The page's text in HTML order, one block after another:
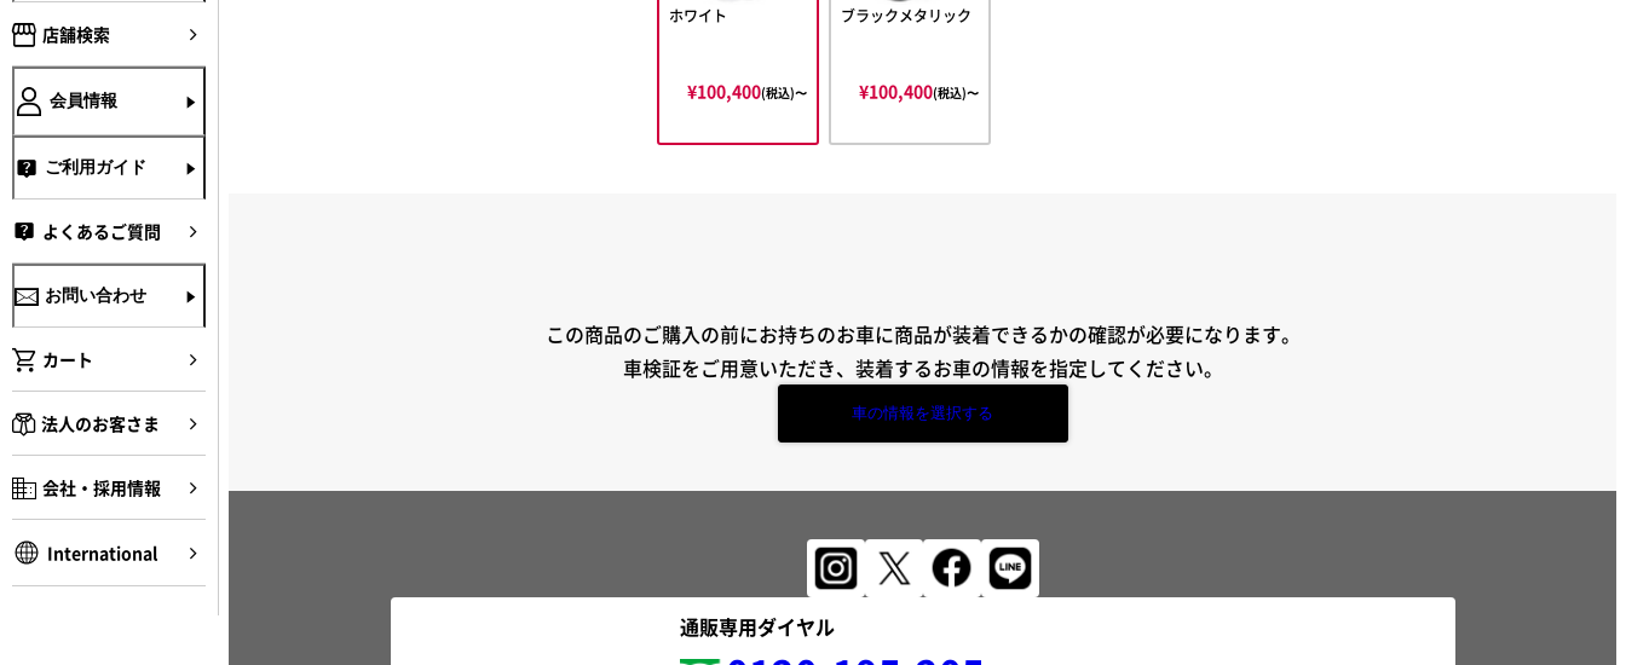
店舗検索
会員情報
ご利用ガイド
よくあるご質問
お問い合わせ
カート
法人のお客さま
会社・採用情報
International
ホワイト
¥100,400(税込)〜
ブラックメタリック
¥100,400(税込)〜
この商品のご購入の前にお持ちのお車に商品が装着できるかの確認が必要になります。
車検証をご用意いただき、装着するお車の情報を指定してください。
車の情報を選択する
通販専用ダイヤル